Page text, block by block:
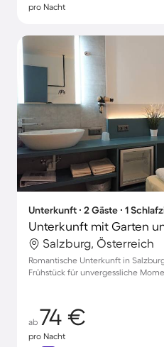
pro Nacht
Unterkunft ∙ 2 Gäste ∙ 1
Unterkunft mit Garten
Salzburg, Österreich
Romantische Unterkunft in
Frühstück für unvergessliche
ab 74 €
pro Nacht